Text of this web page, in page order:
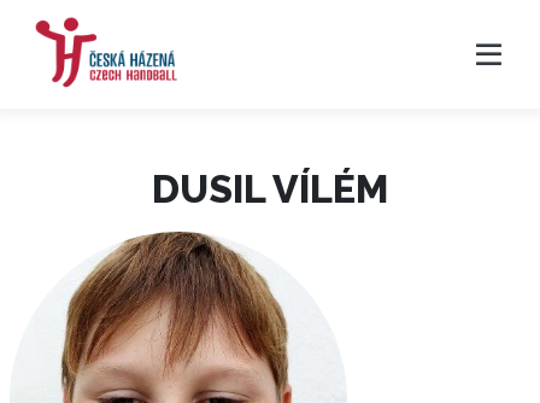
DUSIL VÍLÉM